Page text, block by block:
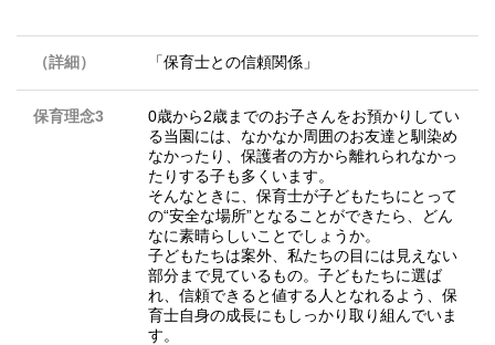
（詳細） 「保育士との信頼関係」
保育理念3
0歳から2歳までのお子さんをお預かりしてい
る当園には、なかなか周囲のお友達と馴染め
なかったり、保護者の方から離れられなかっ
たりする子も多くいます。
そんなときに、保育士が子どもたちにとって
の“安全な場所”となることができたら、どん
なに素晴らしいことでしょうか。
子どもたちは案外、私たちの目には見えない
部分まで見ているもの。子どもたちに選ば
れ、信頼できると値する人となれるよう、保
育士自身の成長にもしっかり取り組んでいま
す。